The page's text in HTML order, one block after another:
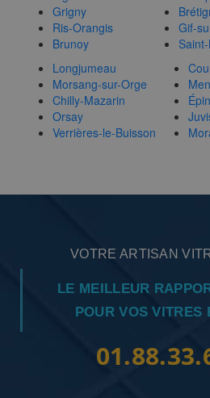
Grigny
Ris-Orangis
Brunoy
Gif-
Longjumeau
Morsang-sur-Orge
Chilly-Mazarin
Orsay
Verrières-le-Buisson
VOTRE ARTISAN
LE MEILLEUR
POUR VOS VITRES